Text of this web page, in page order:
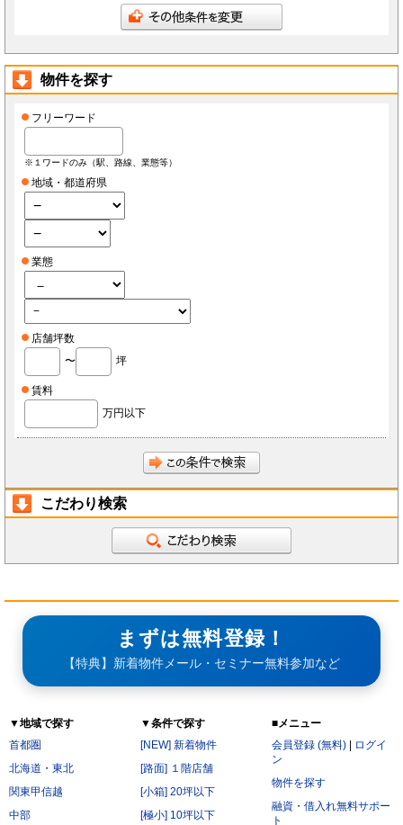
物件を探す
フリーワード
※１ワードのみ（駅、路線、業態等）
地域・都道府県
業態
店舗坪数
〜
坪
賃料
万円以下
こだわり検索
まずは無料登録！
【特典】新着物件メール・セミナー無料参加など
▼地域で探す
首都圏
北海道・東北
関東甲信越
中部
▼条件で探す
[NEW] 新着物件
[路面] １階店舗
[小箱] 20坪以下
[極小] 10坪以下
■メニュー
会員登録 (無料) | ログイ
ン
物件を探す
融資・借入れ無料サポー
ト